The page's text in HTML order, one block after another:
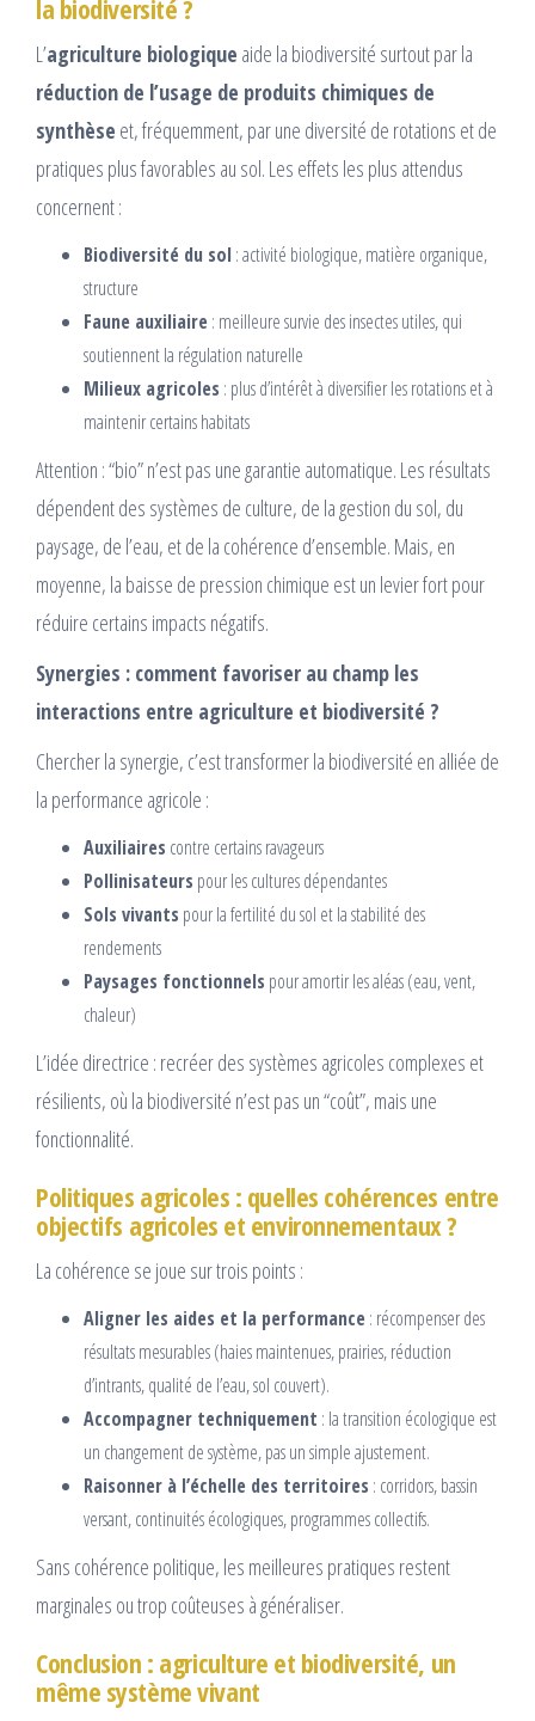
la biodiversité ?
L’agriculture biologique aide la biodiversité surtout par la
réduction de l’usage de produits chimiques de
synthèse et, fréquemment, par une diversité de rotations et de
pratiques plus favorables au sol. Les effets les plus attendus
concernent :
Biodiversité du sol : activité biologique, matière organique,
structure
Faune auxiliaire : meilleure survie des insectes utiles, qui
soutiennent la régulation naturelle
Milieux agricoles : plus d’intérêt à diversifier les rotations et à
maintenir certains habitats
Attention : “bio” n’est pas une garantie automatique. Les résultats
dépendent des systèmes de culture, de la gestion du sol, du
paysage, de l’eau, et de la cohérence d’ensemble. Mais, en
moyenne, la baisse de pression chimique est un levier fort pour
réduire certains impacts négatifs.
Synergies : comment favoriser au champ les
interactions entre agriculture et biodiversité ?
Chercher la synergie, c’est transformer la biodiversité en alliée de
la performance agricole :
Auxiliaires contre certains ravageurs
Pollinisateurs pour les cultures dépendantes
Sols vivants pour la fertilité du sol et la stabilité des
rendements
Paysages fonctionnels pour amortir les aléas (eau, vent,
chaleur)
L’idée directrice : recréer des systèmes agricoles complexes et
résilients, où la biodiversité n’est pas un “coût”, mais une
fonctionnalité.
Politiques agricoles : quelles cohérences entre
objectifs agricoles et environnementaux ?
La cohérence se joue sur trois points :
Aligner les aides et la performance : récompenser des
résultats mesurables (haies maintenues, prairies, réduction
d’intrants, qualité de l’eau, sol couvert).
Accompagner techniquement : la transition écologique est
un changement de système, pas un simple ajustement.
Raisonner à l’échelle des territoires : corridors, bassin
versant, continuités écologiques, programmes collectifs.
Sans cohérence politique, les meilleures pratiques restent
marginales ou trop coûteuses à généraliser.
Conclusion : agriculture et biodiversité, un
même système vivant